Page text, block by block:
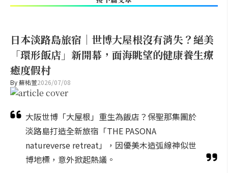
日本淡路島旅宿｜世博大屋根沒有消失？絕美
「環形飯店」新開幕，面海眺望的健康養生療
癒度假村
By蘇祐萱2026/07/08
大阪世博「大屋根」重生為飯店？保聖那集團於
淡路島打造全新旅宿「THE PASONA
natureverse retreat」，因優美木造弧線神似世
博地標，意外掀起熱議。